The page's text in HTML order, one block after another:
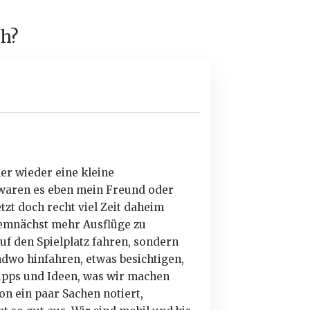
wieder eine kleine
es eben mein Freund oder
doch recht viel Zeit daheim
mehr Ausflüge zu
den Spielplatz fahren, sondern
hinfahren, etwas besichtigen,
und Ideen, was wir machen
ein paar Sachen notiert,